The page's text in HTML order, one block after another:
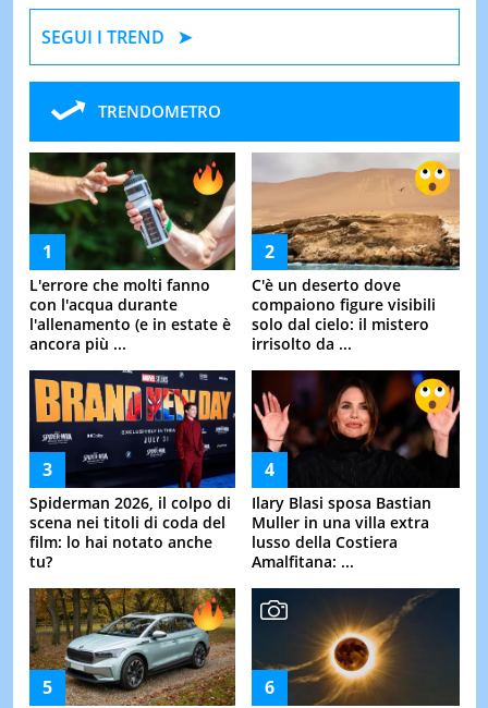
SEGUI I TREND
TRENDOMETRO
L'errore che molti fanno
con l'acqua durante
l'allenamento (e in estate è
ancora più ...
C'è un deserto dove
compaiono figure visibili
solo dal cielo: il mistero
irrisolto da ...
Spiderman 2026, il colpo di
scena nei titoli di coda del
film: lo hai notato anche
tu?
Ilary Blasi sposa Bastian
Muller in una villa extra
lusso della Costiera
Amalfitana: ...